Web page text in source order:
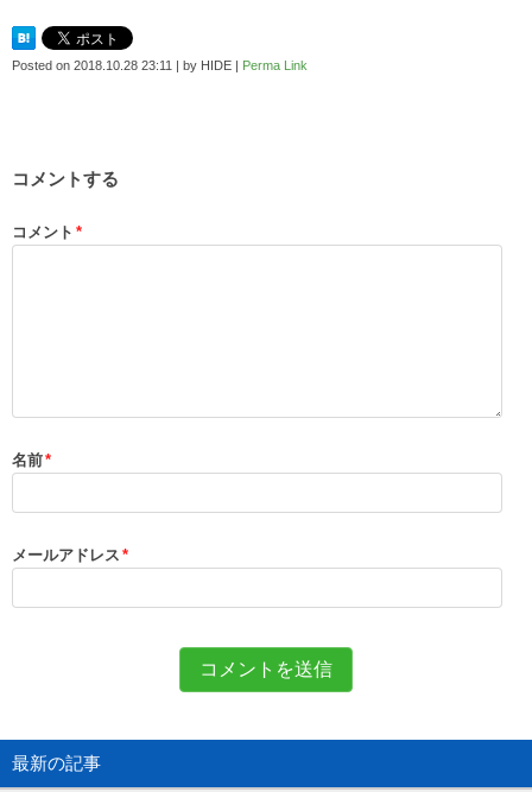
Posted on 2018.10.28 23:11 | by HIDE | Perma Link
コメントする
コメント *
名前*
メールアドレス *
最新の記事